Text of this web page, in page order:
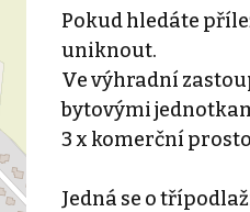
Pokud hledáte
uniknout.
Ve výhradní
bytovými
3 x komerční
Jedná se o